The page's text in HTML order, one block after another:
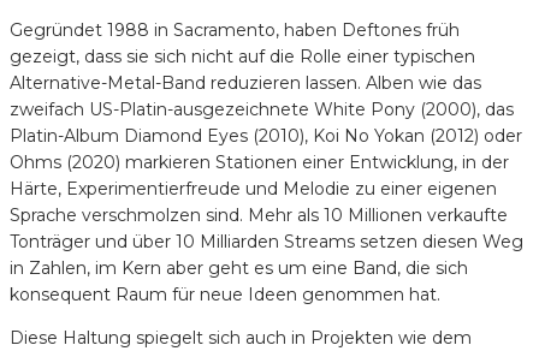
Gegründet 1988 in Sacramento, haben Deftones früh
gezeigt, dass sie sich nicht auf die Rolle einer typischen
Alternative-Metal-Band reduzieren lassen. Alben wie das
zweifach US-Platin-ausgezeichnete White Pony (2000), das
Platin-Album Diamond Eyes (2010), Koi No Yokan (2012) oder
Ohms (2020) markieren Stationen einer Entwicklung, in der
Härte, Experimentierfreude und Melodie zu einer eigenen
Sprache verschmolzen sind. Mehr als 10 Millionen verkaufte
Tonträger und über 10 Milliarden Streams setzen diesen Weg
in Zahlen, im Kern aber geht es um eine Band, die sich
konsequent Raum für neue Ideen genommen hat.
Diese Haltung spiegelt sich auch in Projekten wie dem